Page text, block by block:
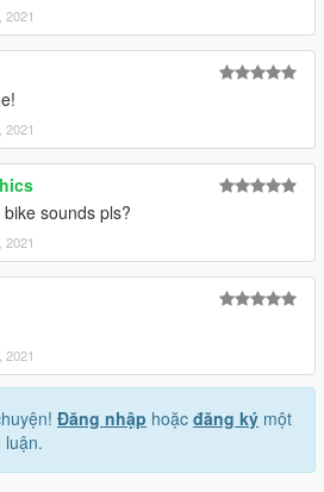
2021
2021
sounds pls?
2021
2021
Đăng nhập hoặc đăng ký một
luận.